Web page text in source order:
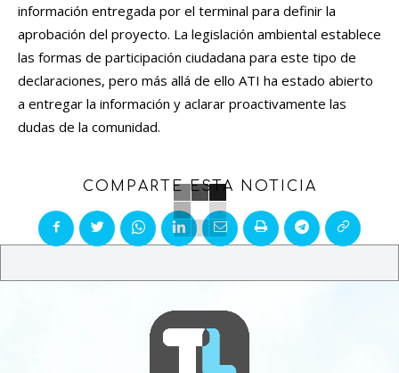
información entregada por el terminal para definir la
aprobación del proyecto. La legislación ambiental establece
las formas de participación ciudadana para este tipo de
declaraciones, pero más allá de ello ATI ha estado abierto
a entregar la información y aclarar proactivamente las
dudas de la comunidad.
COMPARTE ESTA NOTICIA